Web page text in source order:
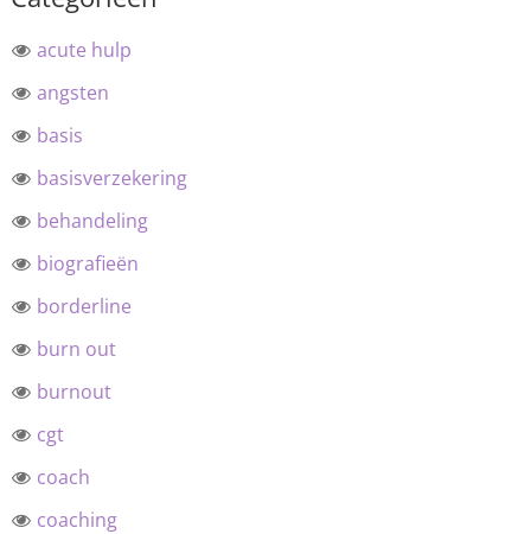
acute hulp
angsten
basis
basisverzekering
behandeling
biografieën
borderline
burn out
burnout
cgt
coach
coaching